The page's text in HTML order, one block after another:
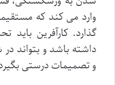
وارد می کند که
گذارد. کارآفرین
داشته باشد و بتواند
و تصمیمات درستی